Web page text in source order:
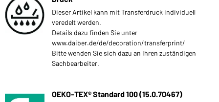
Dieser Artikel kann mit Transferdruck individuell
veredelt werden.
Details dazu finden Sie unter
www.daiber.de/de/decoration/transferprint/
Bitte wenden Sie sich dazu an Ihren zuständigen
Sachbearbeiter.
OEKO-TEX® Standard 100 (15.0.70467)